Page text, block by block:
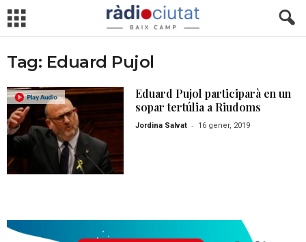
Tag: Eduard Pujol
Eduard Pujol participarà en un
sopar tertúlia a Riudoms
Jordina Salvat - 16 gener, 2019